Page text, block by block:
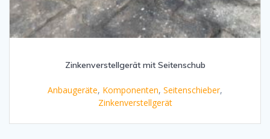
Zinkenverstellgerät mit Seitenschub
Anbaugeräte, Komponenten, Seitenschieber,
Zinkenverstellgerät